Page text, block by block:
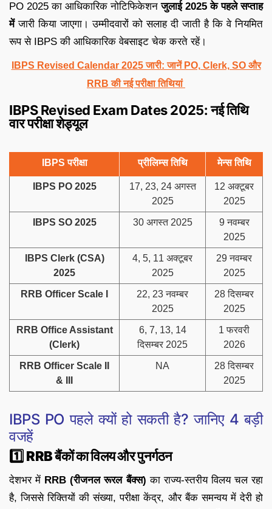
PO 2025 का आधिकारिक नोटिफिकेशनजुलाई 2025 के पहले सप्ताह
मेंजारी किया जाएगा। उम्मीदवारों को सलाह दी जाती है कि वे नियमित
रूप से IBPS की आधिकारिक वेबसाइट चेक करते रहें।
IBPS Revised Calendar 2025 जारी: जानें PO, Clerk, SO और
RRB की नई परीक्षा तिथियां
IBPS Revised Exam Dates 2025: नई तिथि
वार परीक्षा शेड्यूल
IBPS परीक्षा प्रीलिम्स तिथि मेन्स तिथि
IBPS PO 2025
17, 23, 24 अगस्त
2025
12 अक्टूबर
2025
IBPS SO 2025 30 अगस्त 2025
9 नवम्बर
2025
IBPS Clerk (CSA)
2025
4, 5, 11 अक्टूबर
2025
29 नवम्बर
2025
RRB Officer Scale I
22, 23 नवम्बर
2025
28 दिसम्बर
2025
RRB Office Assistant
(Clerk)
6, 7, 13, 14
दिसम्बर 2025
1 फरवरी
2026
RRB Officer Scale II
& III
NA
28 दिसम्बर
2025
IBPS PO पहले क्यों हो सकती है? जानिए 4 बड़ी
वजहें
1️⃣ RRB बैंकों का विलय और पुनर्गठन
देशभर में RRB (रीजनल रूरल बैंक्स) का राज्य-स्तरीय विलय चल रहा
है, जिससे रिक्तियों की संख्या, परीक्षा केंद्र, और बैंक समन्वय में देरी हो